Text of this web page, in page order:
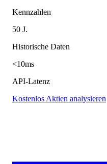
Kennzahlen
50 J.
Historische Daten
<10ms
API-Latenz
Kostenlos Aktien analysieren